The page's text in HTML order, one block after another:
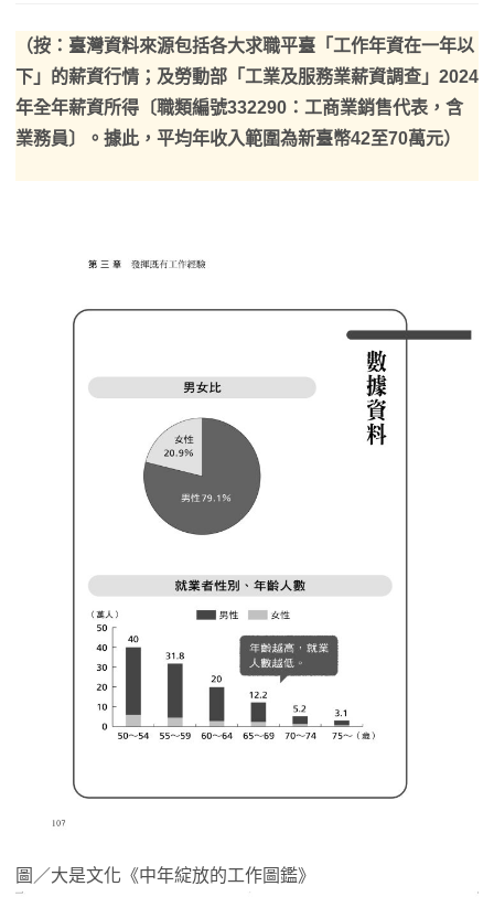
（按：臺灣資料來源包括各大求職平臺「工作年資在一年以
下」的薪資行情；及勞動部「工業及服務業薪資調查」2024
年全年薪資所得〔職類編號332290：工商業銷售代表，含
業務員〕。據此，平均年收入範圍為新臺幣42至70萬元）
圖／大是文化《中年綻放的工作圖鑑》